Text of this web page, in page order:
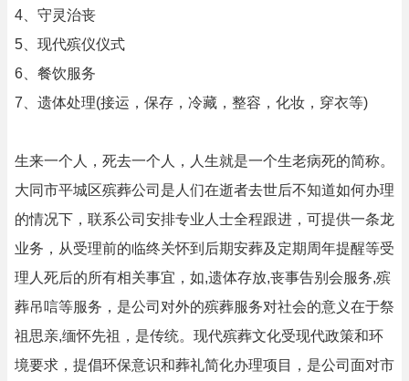
4、守灵治丧
5、现代殡仪仪式
6、餐饮服务
7、遗体处理(接运，保存，冷藏，整容，化妆，穿衣等)
生来一个人，死去一个人，人生就是一个生老病死的简称。
大同市平城区殡葬公司是人们在逝者去世后不知道如何办理
的情况下，联系公司安排专业人士全程跟进，可提供一条龙
业务，从受理前的临终关怀到后期安葬及定期周年提醒等受
理人死后的所有相关事宜，如,遗体存放,丧事告别会服务,殡
葬吊唁等服务，是公司对外的殡葬服务对社会的意义在于祭
祖思亲,缅怀先祖，是传统。现代殡葬文化受现代政策和环
境要求，提倡环保意识和葬礼简化办理项目，是公司面对市